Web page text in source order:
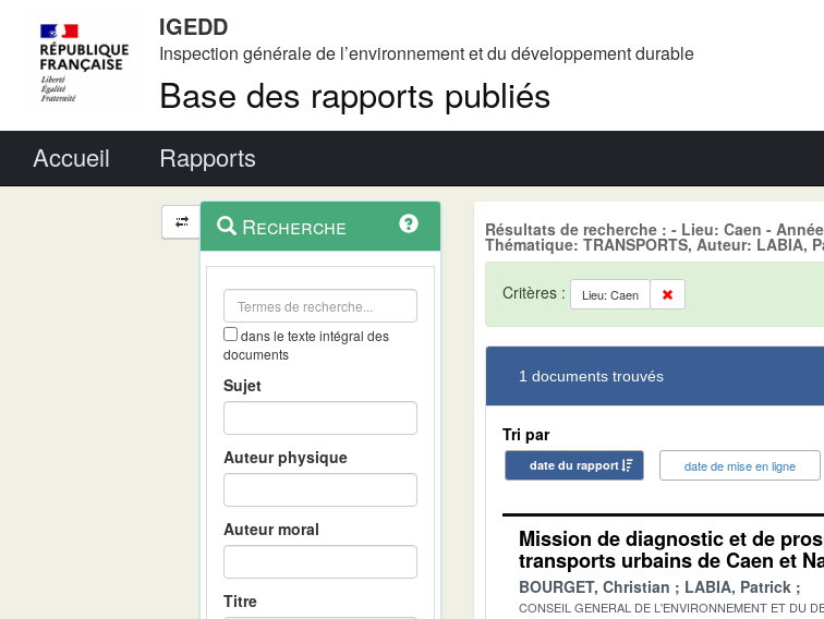
IGEDD
Inspection générale de l’environnement et du développement durable
Base des rapports publiés
Accueil Rapports
Navigation
et
outils
contextuel
Recherche
dans le texte intégral des
documents
Sujet
Auteur physique
Auteur moral
Titre
Résultats de recherche : - Lieu: Caen -
Thématique: TRANSPORTS, Auteur:
Critères : Lieu: Caen
1 documents trouvés
Tri par
date du rapport date de mise en ligne
Mission de diagnostic et de
transports urbains de Caen et
BOURGET, Christian LABIA, Patrick
CONSEIL GENERAL DE L'ENVIRONNEMENT ET DU